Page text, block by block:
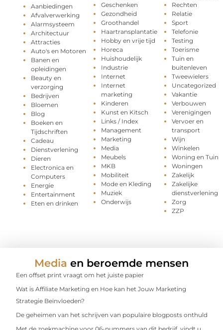
Aanbiedingen
Afvalverwerking
Alarmsysteem
Architectuur
Attracties
Auto's en Motoren
Banen en
opleidingen
Beauty en
verzorging
Bedrijven
Bloemen
Blog
Boeken en
Tijdschriften
Cadeau
Dienstverlening
Dieren
Electronica en
Computers
Energie
Entertainment
Eten en drinken
Geschenken
Gezondheid
Groothandel
Haartransplantatie
Hobby en vrije tijd
Horeca
Huishoudelijk
Industrie
Internet
Internet
marketing
Kinderen
Kunst en Kitsch
Links / Index
Management
Marketing
Media
Meubels
MKB
Mobiliteit
Mode en Kleding
Muziek
Onderwijs
Rechten
Relatie
Sport
Telefonie
Testing
Toerisme
Tuin en
buitenleven
Tweewielers
Uncategorized
Vakantie
Verbouwen
Verenigingen
Vervoer en
transport
Wijn
Winkelen
Woning en Tuin
Woningen
Zakelijk
Zakelijke
dienstverlening
Zorg
ZZP
Media en beroemde mensen
Een offset print vraagt om het juiste papier
Wat is Affiliate Marketing en Hoe kan het Jouw Marketing
Strategie Beïnvloeden?
De geheimen van het schrijven van populaire blogposts onthuld